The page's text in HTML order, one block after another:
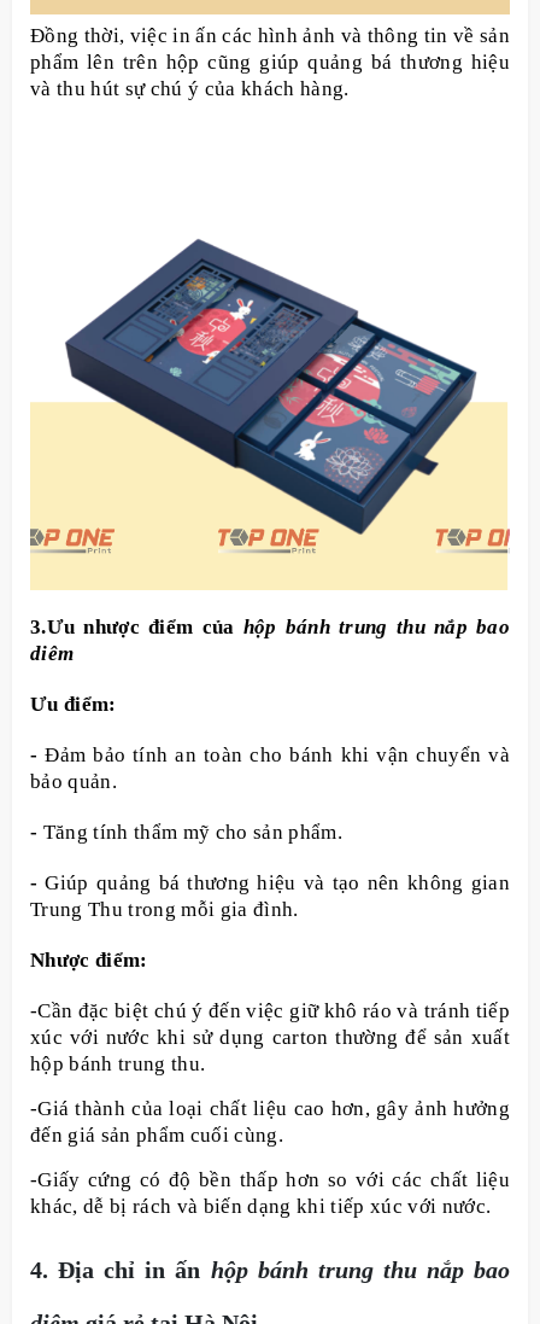
Đồng thời, việc in ấn các hình ảnh và thông tin về sản
phẩm lên trên hộp cũng giúp quảng bá thương hiệu
và thu hút sự chú ý của khách hàng.
3.Ưu nhược điểm của hộp bánh trung thu nắp bao
diêm
Ưu điểm:
-Đảm bảo tính an toàn cho bánh khi vận chuyển và
bảo quản.
- Tăng tính thẩm mỹ cho sản phẩm.
-Giúp quảng bá thương hiệu và tạo nên không gian
Trung Thu trong mỗi gia đình.
Nhược điểm:
-Cần đặc biệt chú ý đến việc giữ khô ráo và tránh tiếp
xúc với nước khi sử dụng carton thường để sản xuất
hộp bánh trung thu.
-Giá thành của loại chất liệu cao hơn, gây ảnh hưởng
đến giá sản phẩm cuối cùng.
-Giấy cứng có độ bền thấp hơn so với các chất liệu
khác, dễ bị rách và biến dạng khi tiếp xúc với nước.
4. Địa chỉ in ấn hộp bánh trung thu nắp bao